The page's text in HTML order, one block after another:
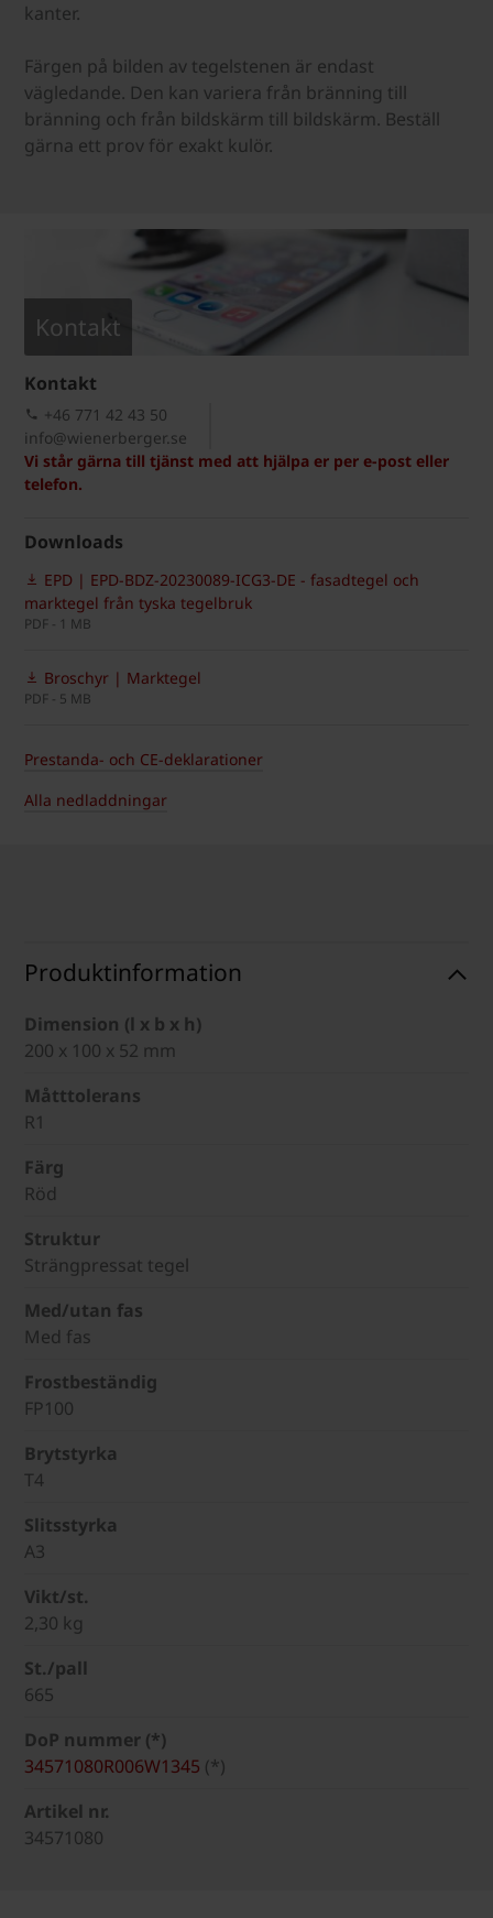
kanter.
Färgen på bilden av tegelstenen är endast
vägledande. Den kan variera från bränning till
bränning och från bildskärm till bildskärm. Beställ
gärna ett prov för exakt kulör.
Kontakt
Kontakt
Vi står gärna till tjänst med att hjälpa er per e-post eller
telefon.
+46 771 42 43 50
info@wienerberger.se
Downloads
EPD | EPD-BDZ-20230089-ICG3-DE - fasadtegel och
marktegel från tyska tegelbruk
PDF - 1 MB
Broschyr | Marktegel
PDF - 5 MB
Prestanda- och CE-deklarationer
Alla nedladdningar
Produktinformation
Dimension (l x b x h)
200 x 100 x 52 mm
Måtttolerans
R1
Färg
Röd
Struktur
Strängpressat tegel
Med/utan fas
Med fas
Frostbeständig
FP100
Brytstyrka
T4
Slitsstyrka
A3
Vikt/st.
2,30 kg
St./pall
665
DoP nummer (*)
34571080R006W1345 (*)
Artikel nr.
34571080